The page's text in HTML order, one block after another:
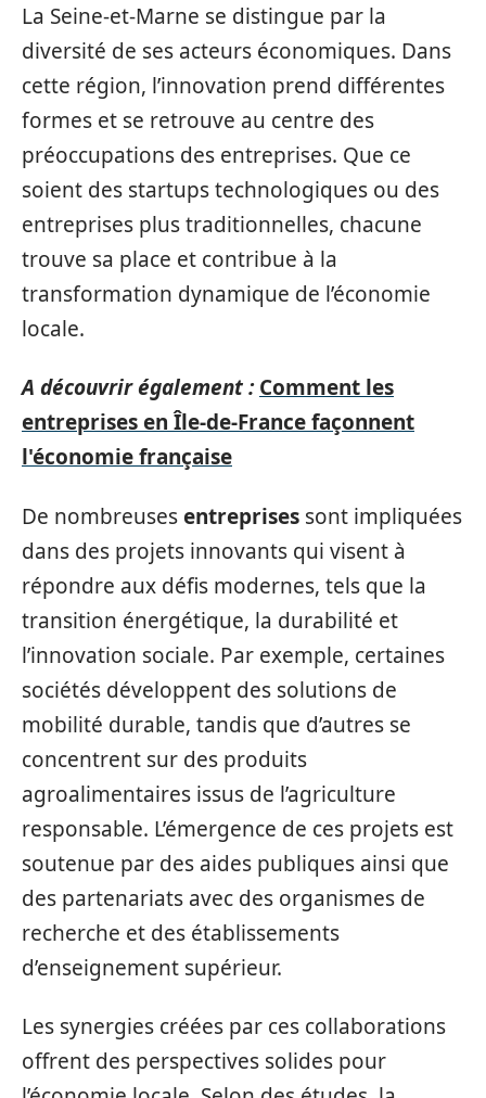
La Seine-et-Marne se distingue par la
diversité de ses acteurs économiques. Dans
cette région, l’innovation prend différentes
formes et se retrouve au centre des
préoccupations des entreprises. Que ce
soient des startups technologiques ou des
entreprises plus traditionnelles, chacune
trouve sa place et contribue à la
transformation dynamique de l’économie
locale.
A découvrir également : Comment les
entreprises en Île-de-France façonnent
l'économie française
De nombreusesentreprises sont impliquées
dans des projets innovants qui visent à
répondre aux défis modernes, tels que la
transition énergétique, la durabilité et
l’innovation sociale. Par exemple, certaines
sociétés développent des solutions de
mobilité durable, tandis que d’autres se
concentrent sur des produits
agroalimentaires issus de l’agriculture
responsable. L’émergence de ces projets est
soutenue par des aides publiques ainsi que
des partenariats avec des organismes de
recherche et des établissements
d’enseignement supérieur.
Les synergies créées par ces collaborations
offrent des perspectives solides pour